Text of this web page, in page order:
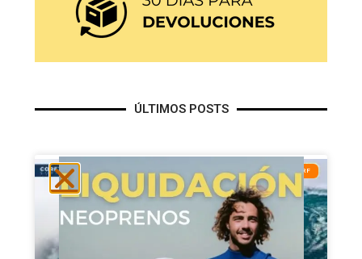
ÚLTIMOS POSTS
DOCUMENTALES DE SURF